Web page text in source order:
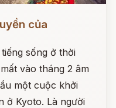
của
sống ở thời
vào tháng 2 âm
một cuộc khởi
ở Kyoto. Là người